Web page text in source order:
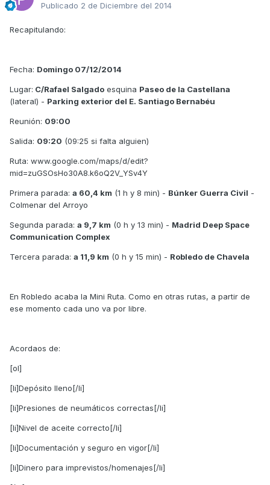
Publicado 2 de Diciembre del 2014
Recapitulando:
Fecha: Domingo 07/12/2014
Lugar: C/Rafael Salgado esquina Paseo de la Castellana
(lateral) - Parking exterior del E. Santiago Bernabéu
Reunión: 09:00
Salida: 09:20 (09:25 si falta alguien)
Ruta: www.google.com/maps/d/edit?
mid=zuGSOsHo30A8.k6oQ2V_YSv4Y
Primera parada: a 60,4 km (1 h y 8 min) - Búnker Guerra Civil -
Colmenar del Arroyo
Segunda parada: a 9,7 km (0 h y 13 min) - Madrid Deep Space
Communication Complex
Tercera parada: a 11,9 km (0 h y 15 min) - Robledo de Chavela
En Robledo acaba la Mini Ruta. Como en otras rutas, a partir de
ese momento cada uno va por libre.
Acordaos de:
[ol]
[li]Depósito lleno[/li]
[li]Presiones de neumáticos correctas[/li]
[li]Nivel de aceite correcto[/li]
[li]Documentación y seguro en vigor[/li]
[li]Dinero para imprevistos/homenajes[/li]